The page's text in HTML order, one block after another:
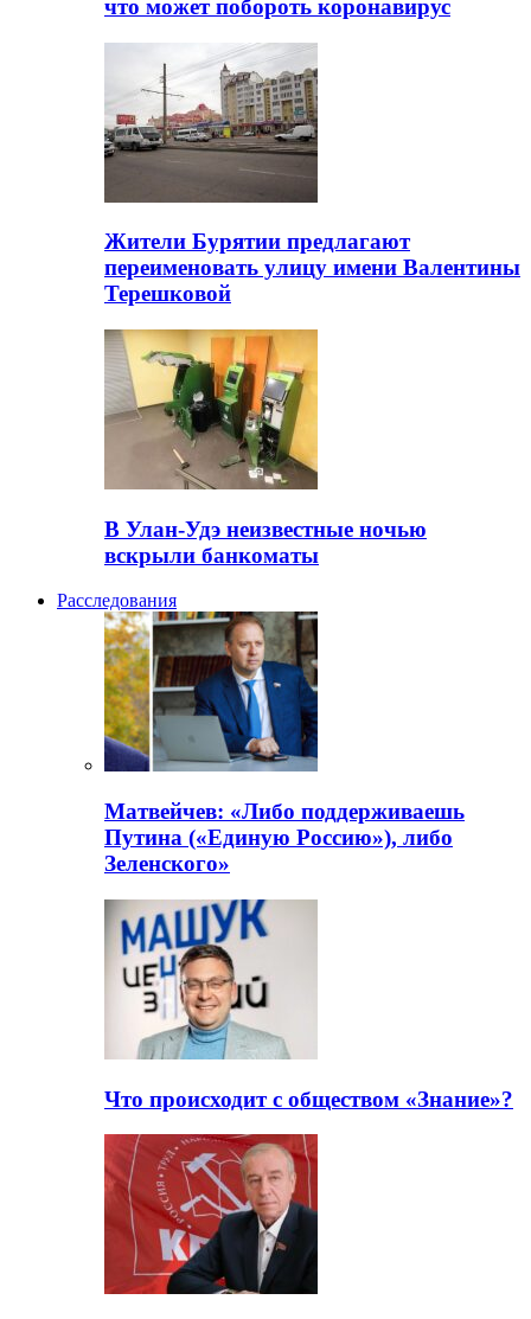
что может побороть коронавирус
Жители Бурятии предлагают
переименовать улицу имени Валентины
Терешковой
В Улан-Удэ неизвестные ночью
вскрыли банкоматы
Расследования
Матвейчев: «Либо поддерживаешь
Путина («Единую Россию»), либо
Зеленского»
Что происходит с обществом «Знание»?